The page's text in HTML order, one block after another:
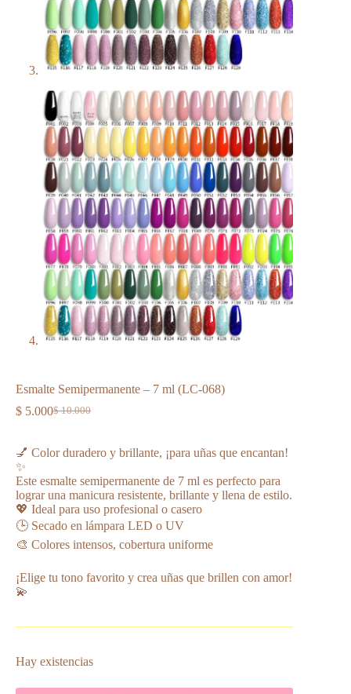
Esmalte Semipermanente – 7 ml (LC-068)
$10.000
El
era:
$ 5.000El
es:
💅 Color duradero y brillante, ¡para uñas que encantan!
✨
Este esmalte semipermanente de 7 ml es perfecto para
lograr una manicura resistente, brillante y llena de estilo.
💖 Ideal para uso profesional o casero
🕒 Secado en lámpara LED o UV
🎨 Colores intensos, cobertura uniforme
¡Elige tu tono favorito y crea uñas que brillen con amor!
💫
Hay existencias